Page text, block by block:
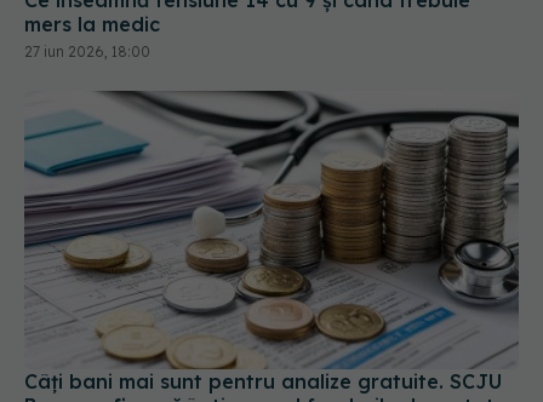
Câți bani mai sunt pentru analize gratuite. SCJU
Brașov afișează în timp real fondurile decontate
20 iul 2026, 13:31